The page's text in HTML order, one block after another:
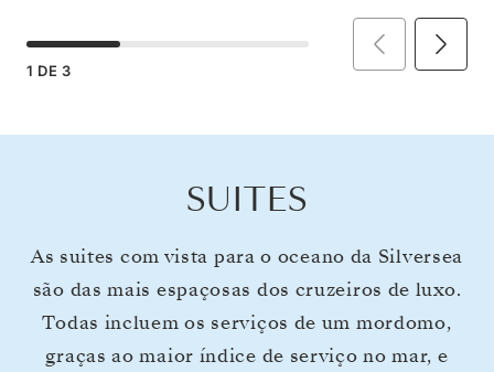
1 DE 3
SUITES
As suites com vista para o oceano da Silversea
são das mais espaçosas dos cruzeiros de luxo.
Todas incluem os serviços de um mordomo,
graças ao maior índice de serviço no mar, e